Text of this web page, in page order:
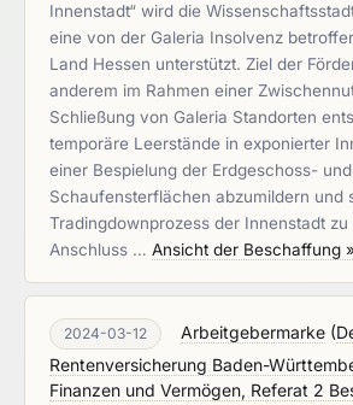
Innenstadt“ wird die
eine von der Galeria Insolvenz
Land Hessen unterstützt. Ziel der
anderem im Rahmen einer
Schließung von Galeria Standorten
temporäre Leerstände in exponierter
einer Bespielung der Erdgeschoss- und
Schaufensterflächen abzumildern und
Tradingdownprozess der Innenstadt
Anschluss … Ansicht der Beschaffung »
2024-03-12 Arbeitgebermarke (
Rentenversicherung Baden-
Finanzen und Vermögen, Referat 2